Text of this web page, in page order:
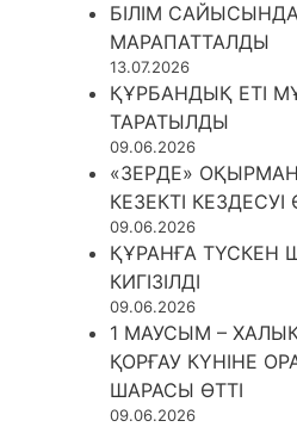
БІЛІМ
МАРАПАТТАЛДЫ
13.07.2026
ҚҰРБАНДЫҚ ЕТІ
ТАРАТЫЛДЫ
09.06.2026
«ЗЕРДЕ»
КЕЗЕКТІ КЕЗДЕСУІ
09.06.2026
ҚҰРАНҒА ТҮСКЕН
КИГІЗІЛДІ
09.06.2026
1 МАУСЫМ –
ҚОРҒАУ КҮНІНЕ
ШАРАСЫ ӨТТІ
09.06.2026